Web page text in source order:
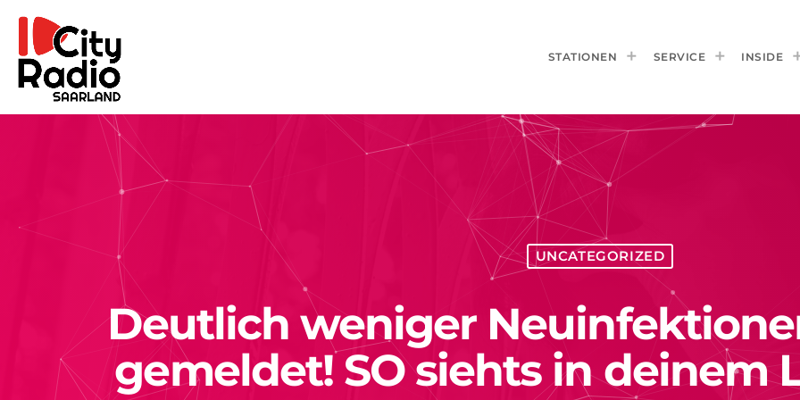
STATIONEN SERVICE INSIDE
UNCATEGORIZED
Deutlich weniger
gemeldet! SO siehts in deinem